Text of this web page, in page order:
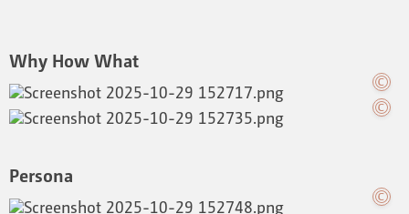
Why How What
Persona